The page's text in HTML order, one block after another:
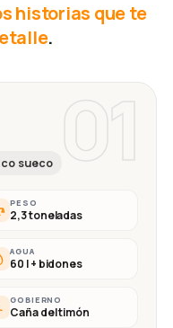
historias que te
.
01
sueco
PESO
2,3 toneladas
AGUA
60 l + bidones
GOBIERNO
Caña del timón